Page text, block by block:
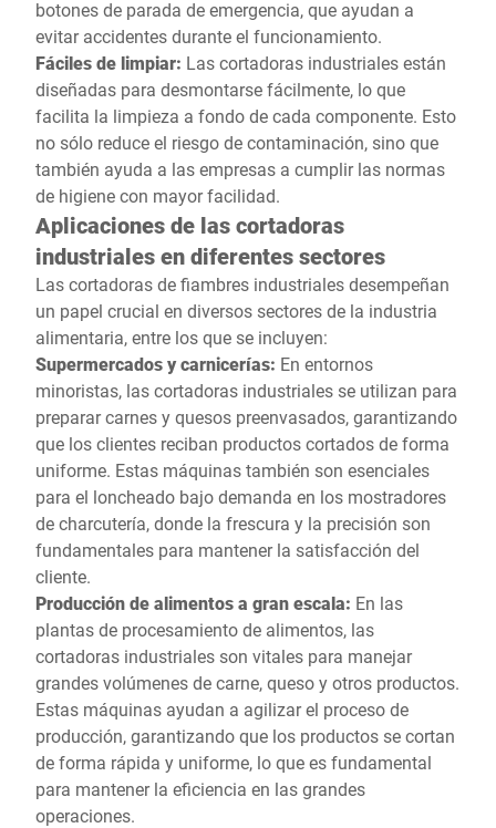
botones de parada de emergencia, que ayudan a
evitar accidentes durante el funcionamiento.
Fáciles de limpiar: Las cortadoras industriales están
diseñadas para desmontarse fácilmente, lo que
facilita la limpieza a fondo de cada componente. Esto
no sólo reduce el riesgo de contaminación, sino que
también ayuda a las empresas a cumplir las normas
de higiene con mayor facilidad.
Aplicaciones de las cortadoras
industriales en diferentes sectores
Las cortadoras de fiambres industriales desempeñan
un papel crucial en diversos sectores de la industria
alimentaria, entre los que se incluyen:
Supermercados y carnicerías: En entornos
minoristas, las cortadoras industriales se utilizan para
preparar carnes y quesos preenvasados, garantizando
que los clientes reciban productos cortados de forma
uniforme. Estas máquinas también son esenciales
para el loncheado bajo demanda en los mostradores
de charcutería, donde la frescura y la precisión son
fundamentales para mantener la satisfacción del
cliente.
Producción de alimentos a gran escala: En las
plantas de procesamiento de alimentos, las
cortadoras industriales son vitales para manejar
grandes volúmenes de carne, queso y otros productos.
Estas máquinas ayudan a agilizar el proceso de
producción, garantizando que los productos se cortan
de forma rápida y uniforme, lo que es fundamental
para mantener la eficiencia en las grandes
operaciones.